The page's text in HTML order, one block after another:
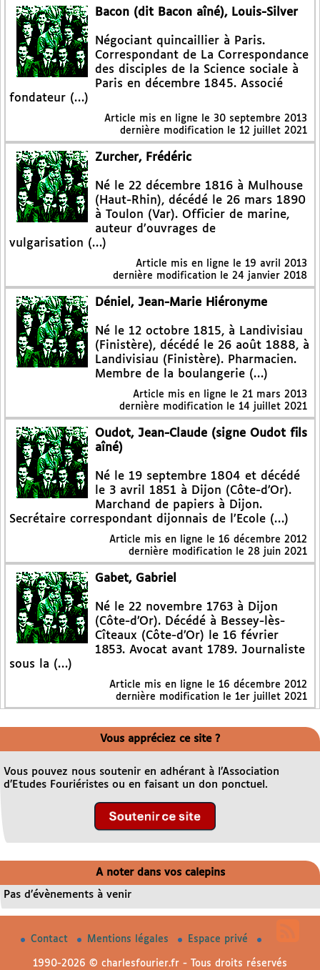
Bacon (dit Bacon aîné), Louis-Silver
Négociant quincaillier à Paris.
Correspondant de La Correspondance
des disciples de la Science sociale à
Paris en décembre 1845. Associé
fondateur (…)
Article mis en ligne le 30 septembre 2013
dernière modification le 12 juillet 2021
Zurcher, Frédéric
Né le 22 décembre 1816 à Mulhouse
(Haut-Rhin), décédé le 26 mars 1890
à Toulon (Var). Officier de marine,
auteur d’ouvrages de
vulgarisation (…)
Article mis en ligne le 19 avril 2013
dernière modification le 24 janvier 2018
Déniel, Jean-Marie Hiéronyme
Né le 12 octobre 1815, à Landivisiau
(Finistère), décédé le 26 août 1888, à
Landivisiau (Finistère). Pharmacien.
Membre de la boulangerie (…)
Article mis en ligne le 21 mars 2013
dernière modification le 14 juillet 2021
Oudot, Jean-Claude (signe Oudot fils
aîné)
Né le 19 septembre 1804 et décédé
le 3 avril 1851 à Dijon (Côte-d’Or).
Marchand de papiers à Dijon.
Secrétaire correspondant dijonnais de l’Ecole (…)
Article mis en ligne le 16 décembre 2012
dernière modification le 28 juin 2021
Gabet, Gabriel
Né le 22 novembre 1763 à Dijon
(Côte-d’Or). Décédé à Bessey-lès-
Cîteaux (Côte-d’Or) le 16 février
1853. Avocat avant 1789. Journaliste
sous la (…)
Article mis en ligne le 16 décembre 2012
dernière modification le 1er juillet 2021
Vous appréciez ce site ?
Vous pouvez nous soutenir en adhérant à l’Association
d’Etudes Fouriéristes ou en faisant un don ponctuel.
A noter dans vos calepins
Pas d’évènements à venir
Contact Mentions légales Espace privé
1990-2026 © charlesfourier.fr - Tous droits réservés